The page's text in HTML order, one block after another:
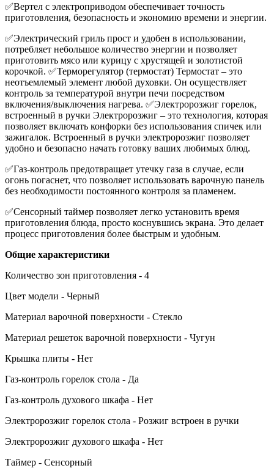
✅Вертел с электроприводом обеспечивает точность
приготовления, безопасность и экономию времени и энергии.
✅Электрический гриль прост и удобен в использовании,
потребляет небольшое количество энергии и позволяет
приготовить мясо или курицу с хрустящей и золотистой
корочкой. ✅Терморегулятор (термостат) Термостат – это
неотъемлемый элемент любой духовки. Он осуществляет
контроль за температурой внутри печи посредством
включения/выключения нагрева. ✅Электророзжиг горелок,
встроенный в ручки Электророзжиг – это технология, которая
позволяет включать конфорки без использования спичек или
зажигалок. Встроенный в ручки электророзжиг позволяет
удобно и безопасно начать готовку ваших любимых блюд.
✅Газ-контроль предотвращает утечку газа в случае, если
огонь погаснет, что позволяет использовать варочную панель
без необходимости постоянного контроля за пламенем.
✅Сенсорный таймер позволяет легко установить время
приготовления блюда, просто коснувшись экрана. Это делает
процесс приготовления более быстрым и удобным.
Общие характеристики
Количество зон приготовления - 4
Цвет модели - Черный
Материал варочной поверхности - Стекло
Материал решеток варочной поверхности - Чугун
Крышка плиты - Нет
Газ-контроль горелок стола - Да
Газ-контроль духового шкафа - Нет
Электророзжиг горелок стола - Розжиг встроен в ручки
Электророзжиг духового шкафа - Нет
Таймер - Сенсорный